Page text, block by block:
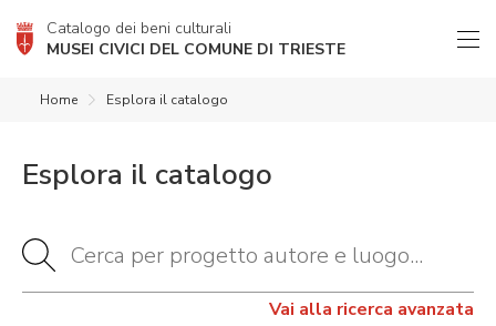
Catalogo dei beni culturali
MUSEI CIVICI DEL COMUNE DI TRIESTE
Home Esplora il catalogo
Esplora il catalogo
Vai alla ricerca avanzata